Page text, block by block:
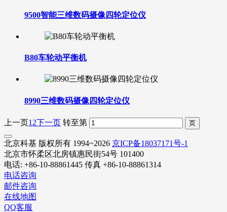
9500智能三维数码摄像四轮定位仪
B80车轮动平衡机
8990三维数码摄像四轮定位仪
上一页1 2下一页 转至第
北京科基 版权所有 1994~2026 京ICP备18037171号-1
北京市怀柔区北房镇惠民街54号 101400
电话: +86-10-88861445 传真 +86-10-88861314
电话咨询
邮件咨询
在线地图
QQ客服